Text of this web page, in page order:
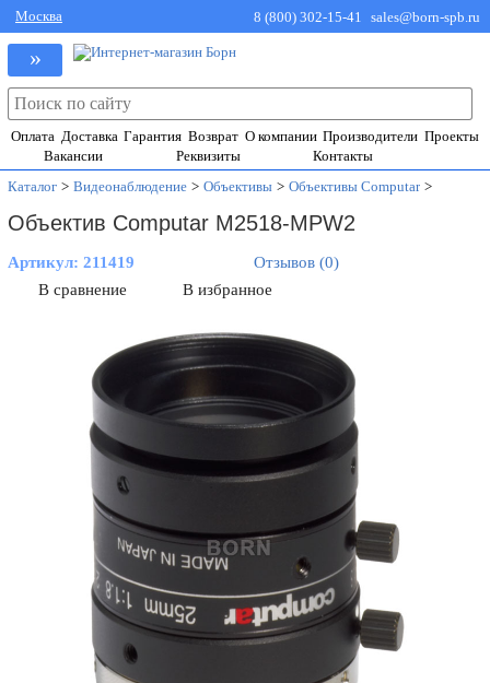
Москва 8 (800) 302-15-41 sales@born-spb.ru
»
Оплата Доставка Гарантия Возврат О компании Производители Проекты
Вакансии
Реквизиты
Контакты
Каталог > Видеонаблюдение > Объективы > Объективы Computar >
Объектив Computar M2518-MPW2
Артикул:211419
Отзывов (0)
В сравнение
В избранное